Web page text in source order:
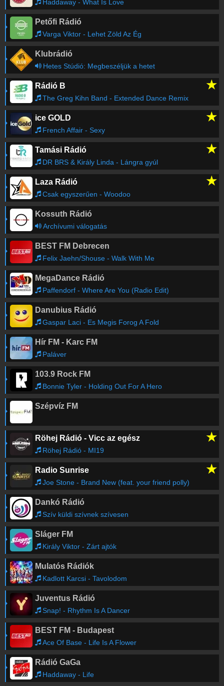
Régebbi számok lekérése
Haddaway - What Is Love
Petőfi Rádió
Varga Viktor - Lehet Zöld Az Ég
Klubrádió
Hetes Stúdió: Megbeszéljük a hetet
Rádió B ★
The Greg Kihn Band - Extended Dance Remix
ice GOLD ★
French Affair - Sexy
Tamási Rádió ★
DR BRS & Király Linda - Lángra gyúl
Laza Rádió ★
Csak egyszerűen - Woodoo
Kossuth Rádió
Archívumi válogatás
BEST FM Debrecen
Felix Jaehn/Shouse - Walk With Me
MegaDance Rádió
Paffendorf - Where Are You (Radio Edit)
Danubius Rádió
Gaspar Laci - Es Megis Forog A Fold
Hír FM - Karc FM
Paláver
103.9 Rock FM
Bonnie Tyler - Holding Out For A Hero
Szépvíz FM
Röhej Rádió - Vicc az egész ★
Röhej Rádió - MI19
Radio Sunrise ★
Joe Stone - Brand New (feat. your friend polly)
Dankó Rádió
Szív küldi szívnek szívesen
Sláger FM
Király Viktor - Zárt ajtók
Mulatós Rádiók
Kadlott Karcsi - Tavolodom
Juventus Rádió
Snap! - Rhythm Is A Dancer
BEST FM - Budapest
Ace Of Base - Life Is A Flower
Rádió GaGa
Haddaway - Life